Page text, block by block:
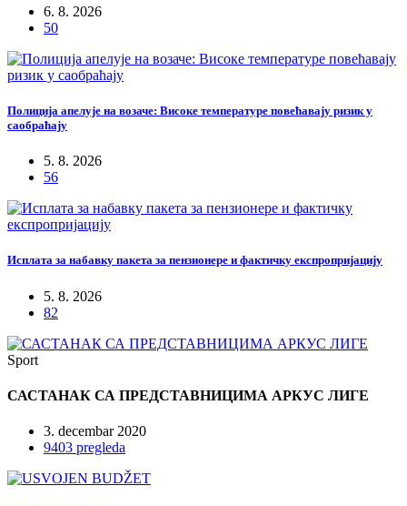
6. 8. 2026
50
Полиција апелује на возаче: Високе температуре повећавају ризик у
саобраћају
5. 8. 2026
56
Исплата за набавку пакета за пензионере и фактичку експропријацију
5. 8. 2026
82
Sport
САСТАНАК СА ПРЕДСТАВНИЦИМА АРКУС ЛИГЕ
3. decembar 2020
9403 pregleda